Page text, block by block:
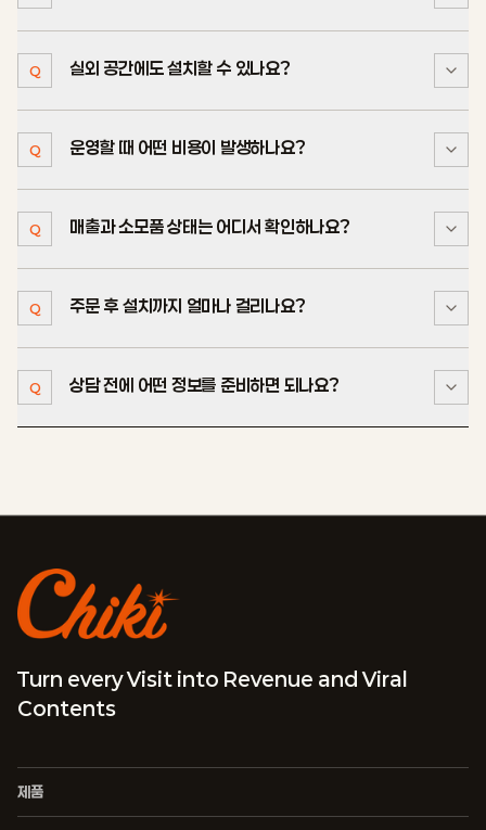
A
가능합니다. Compact는 H 1500 · W 450 · D
Q 실외 공간에도 설치할 수 있나요?
A
제품에 방수 기능은 없습니다. 천막 등으로 비와 습기를 막을
Q 운영할 때 어떤 비용이 발생하나요?
A
QR 서버비는 저장 세션당 300원이며 매월 정산됩니다.
별도입니다.
Q 매출과 소모품 상태는 어디서 확인하나요?
A
키오스크 관리자 페이지에서 매출 정보와 매출 로그, 잔여
Q 주문 후 설치까지 얼마나 걸리나요?
A
생산은 결제와 최종 사양 확정 후 2~4주입니다. 운송과
Q 상담 전에 어떤 정보를 준비하면 되나요?
안내합니다.
Turn every Visit into Revenue and Viral
Contents
제품